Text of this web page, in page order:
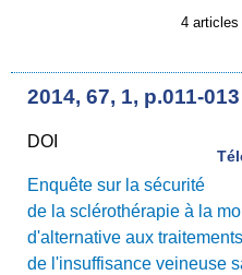
4 articles
2014, 67, 1, p.011-013
DOI
Enquête sur la sécurité
de la sclérothérapie à la
d'alternative aux
de l'insuffisance veineuse